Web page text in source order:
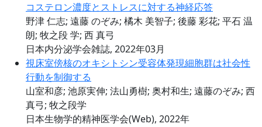
コステロン濃度とストレスに対する神経応答
野津 仁志; 遠藤 のぞみ; 橘木 美智子; 後藤 彩花; 平石 温
朗; 牧之段 学; 西 真弓
日本内分泌学会雑誌, 2022年03月
視床室傍核のオキシトシン受容体発現細胞群は社会性
行動を制御する
山室和彦; 池原実伸; 法山勇樹; 奥村和生; 遠藤のぞみ; 西
真弓; 牧之段学
日本生物学的精神医学会(Web), 2022年